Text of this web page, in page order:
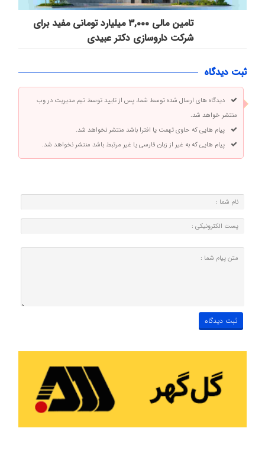
تامین مالی ۳,۰۰۰ میلیارد تومانی مفید برای
شرکت داروسازی دکتر عبیدی
ثبت دیدگاه
دیدگاه های ارسال شده توسط شما، پس از تایید توسط تیم مدیریت در وب
منتشر خواهد شد.
پیام هایی که حاوی تهمت یا افترا باشد منتشر نخواهد شد.
پیام هایی که به غیر از زبان فارسی یا غیر مرتبط باشد منتشر نخواهد شد.